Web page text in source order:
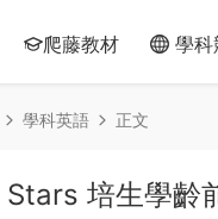
爬藤教材 學科
學科英語 正文
培生學齡